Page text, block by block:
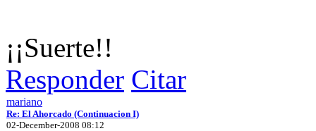
¡¡Suerte!!
Responder Citar
mariano
Re: El Ahorcado (Continuacion I)
02-December-2008 08:12